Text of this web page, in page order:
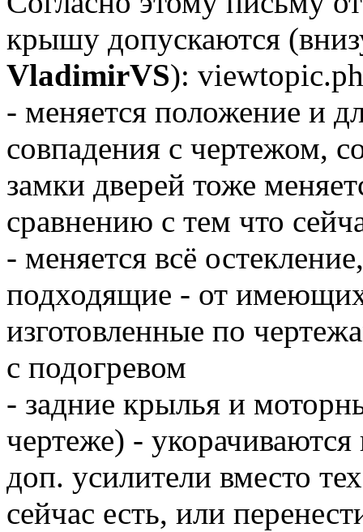
крышу допускаются
VladimirVS):
- меняется положение и
совпадения с чертежом,
замки дверей тоже
сравнению с тем что
- меняется всё
подходящие - от
изготовленные по
с подогревом
- задние крылья и
чертеже) -
доп. усилители вместо
сейчас есть, или